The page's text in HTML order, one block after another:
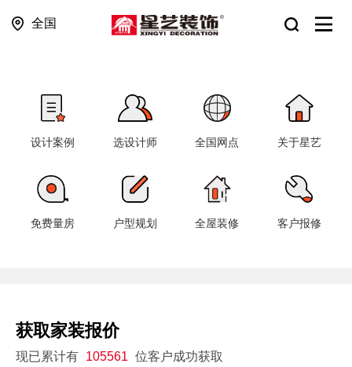
全国
设计案例 选设计师 全国网点 关于星艺
免费量房 户型规划 全屋装修 客户报修
获取家装报价
现已累计有 105561 位客户成功获取